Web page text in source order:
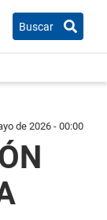
Buscar
de 2026 - 00:00